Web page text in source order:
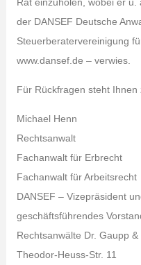
der DANSEF Deutsche
Steuerberatervereinigung
www.dansef.de – verwies.
Für Rückfragen steht Ihnen
Michael Henn
Rechtsanwalt
Fachanwalt für Erbrecht
Fachanwalt für Arbeitsrecht
DANSEF – Vizepräsident
geschäftsführendes
Rechtsanwälte Dr. Gaupp &
Theodor-Heuss-Str. 11